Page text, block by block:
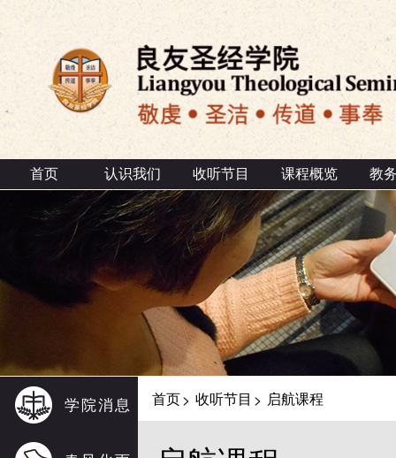
首页 认识我们 收听节目 课程概览 教
学院消息 首页> 收听节目 > 启航课程